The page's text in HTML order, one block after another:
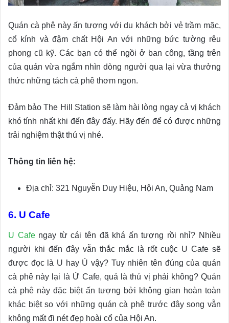
Quán cà phê này ấn tượng với du khách bởi vẻ trầm mặc,
cổ kính và đậm chất Hội An với những bức tường rêu
phong cũ kỹ. Các bạn có thể ngồi ở ban công, tầng trên
của quán vừa ngắm nhìn dòng người qua lại vừa thưởng
thức những tách cà phê thơm ngon.
Đảm bảo The Hill Station sẽ làm hài lòng ngay cả vị khách
khó tính nhất khi đến đây đấy. Hãy đến để có được những
trải nghiệm thật thú vị nhé.
Thông tin liên hệ:
Địa chỉ: 321 Nguyễn Duy Hiệu, Hội An, Quảng Nam
6. U Cafe
U Cafengay từ cái tên đã khá ấn tượng rồi nhỉ? Nhiều
người khi đến đây vẫn thắc mắc là rốt cuộc U Cafe sẽ
được đọc là U hay Ú vậy? Tuy nhiên tên đúng của quán
cà phê này lại là Ứ Cafe, quả là thú vị phải không? Quán
cà phê này đặc biệt ấn tượng bởi không gian hoàn toàn
khác biệt so với những quán cà phê trước đây song vẫn
không mất đi nét đẹp hoài cổ của Hội An.